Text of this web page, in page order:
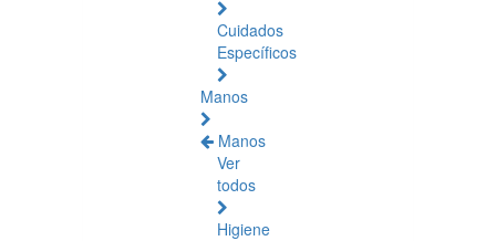
Cuidados
Específicos
Manos
Manos
Ver
todos
Higiene